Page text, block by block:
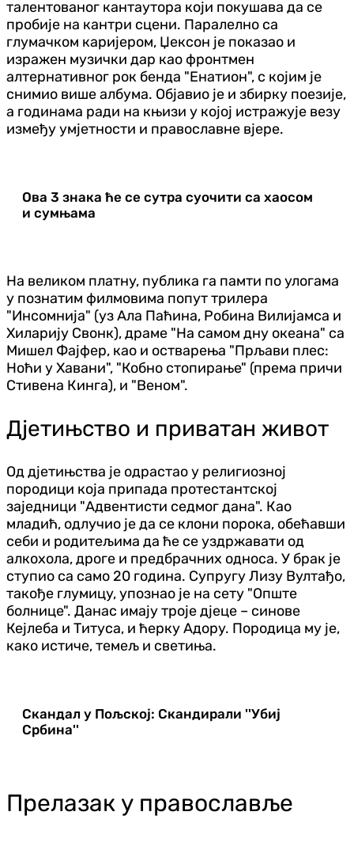
талентованог кантаутора који покушава да се
пробије на кантри сцени. Паралелно са
глумачком каријером, Џексон је показао и
изражен музички дар као фронтмен
алтернативног рок бенда "Енатион", с којим је
снимио више албума. Објавио је и збирку поезије,
а годинама ради на књизи у којој истражује везу
између умјетности и православне вјере.
Ова 3 знака ће се сутра суочити са хаосом
и сумњама
На великом платну, публика га памти по улогама
у познатим филмовима попут трилера
"Инсомнија" (уз Ала Паћина, Робина Вилијамса и
Хиларију Свонк), драме "На самом дну океана" са
Мишел Фајфер, као и остварења "Прљави плес:
Ноћи у Хавани", "Кобно стопирање" (према причи
Стивена Кинга), и "Веном".
Дјетињство и приватан живот
Од дјетињства је одрастао у религиозној
породици која припада протестантској
заједници "Адвентисти седмог дана". Као
младић, одлучио је да се клони порока, обећавши
себи и родитељима да ће се уздржавати од
алкохола, дроге и предбрачних односа. У брак је
ступио са само 20 година. Супругу Лизу Вултађо,
такође глумицу, упознао је на сету "Опште
болнице". Данас имају троје дјеце – синове
Кејлеба и Титуса, и ћерку Адору. Породица му је,
како истиче, темељ и светиња.
Скандал у Пољској: Скандирали ''Убиј
Србина''
Прелазак у православље